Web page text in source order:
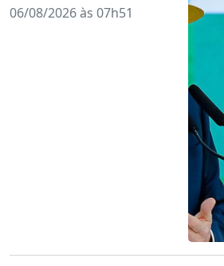
06/08/2026 às 07h51